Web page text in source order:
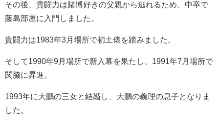
その後、貴闘力は賭博好きの父親から逃れるため、中卒で
藤島部屋に入門しました。
貴闘力は1983年3月場所で初土俵を踏みました。
そして1990年9月場所で新入幕を果たし、1991年7月場所で
関脇に昇進。
1993年に大鵬の三女と結婚し、大鵬の義理の息子となりま
した。